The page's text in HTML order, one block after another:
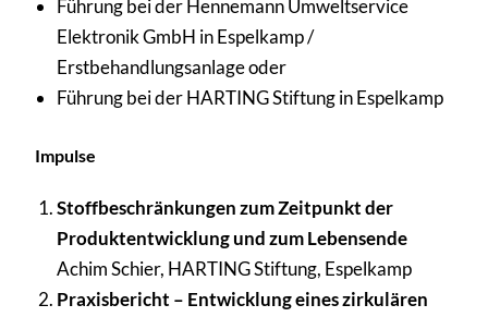
Führung bei der Hennemann Umweltservice
Elektronik GmbH in Espelkamp /
Erstbehandlungsanlage oder
Führung bei der HARTING Stiftung in Espelkamp
Impulse
Stoffbeschränkungen zum Zeitpunkt der
Produktentwicklung und zum Lebensende
Achim Schier, HARTING Stiftung, Espelkamp
Praxisbericht – Entwicklung eines zirkulären